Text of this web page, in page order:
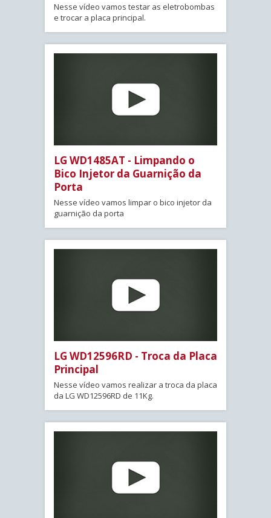
Nesse vídeo vamos testar as eletrobombas
e trocar a placa principal.
LG WD1485AT - Limpando o
Bico Injetor da Guarnição da
Porta
Nesse vídeo vamos limpar o bico injetor da
guarnição da porta
LG WD12596RD - Troca da Placa
Principal
Nesse vídeo vamos realizar a troca da placa
da LG WD12596RD de 11Kg.